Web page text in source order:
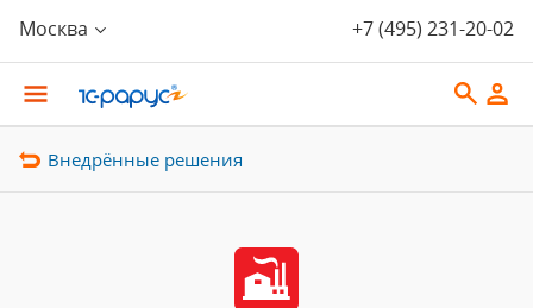
Москва +7 (495) 231-20-02
Внедрённые решения